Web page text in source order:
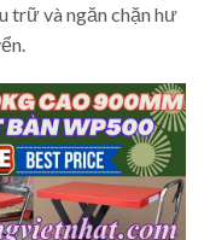
trữ và ngăn chặn hư